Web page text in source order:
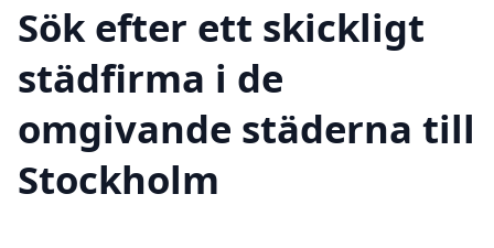
Sök efter ett skickligt
städfirma i de
omgivande städerna till
Stockholm